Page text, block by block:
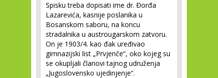
Spisku treba dopisati ime dr. Đorđa
Lazarevića, kasnije poslanika u
Bosanskom saboru, na koncu
stradalnika u austrougarskom zatvoru.
On je 1903/4. kao đak uređivao
gimnazijski list „Prvjenče“, oko kojeg su
se okupljali članovi tajnog udruženja
„Jugoslovensko ujedinjenje“.